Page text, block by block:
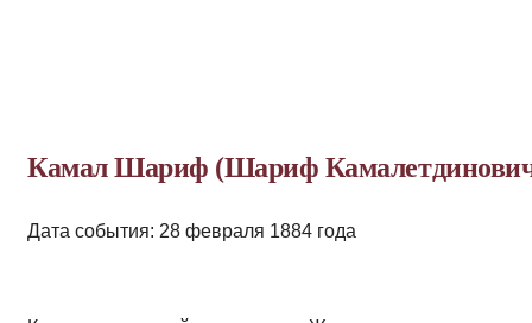
Камал Шариф (Шариф Камалетдинович
Дата события: 28 февраля 1884 года